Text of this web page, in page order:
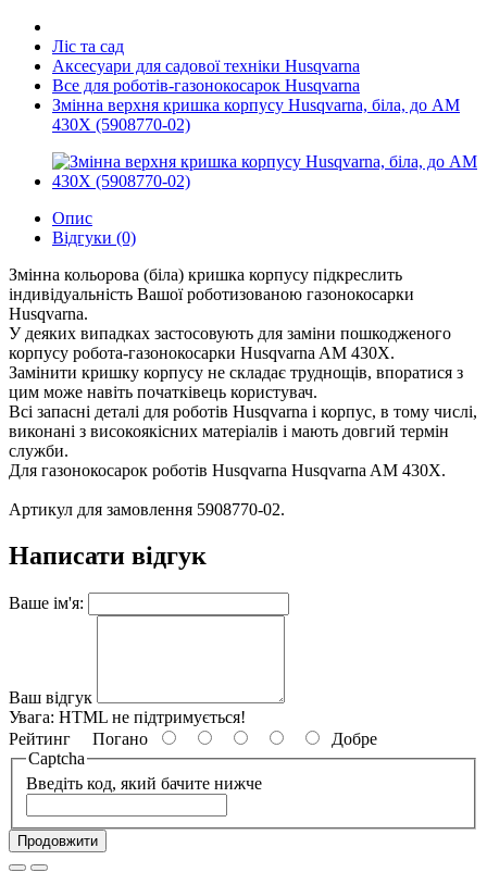
Ліс та сад
Аксесуари для садової техніки Husqvarna
Все для роботів-газонокосарок Husqvarna
Змінна верхня кришка корпусу Husqvarna, біла, до AM
430X (5908770-02)
Опис
Відгуки (0)
Змінна кольорова (біла) кришка корпусу підкреслить
індивідуальність Вашої роботизованою газонокосарки
Husqvarna.
У деяких випадках застосовують для заміни пошкодженого
корпусу робота-газонокосарки Husqvarna AM 430X.
Замінити кришку корпусу не складає труднощів, впоратися з
цим може навіть початківець користувач.
Всі запасні деталі для роботів Husqvarna і корпус, в тому числі,
виконані з високоякісних матеріалів і мають довгий термін
служби.
Для газонокосарок роботів Husqvarna Husqvarna AM 430X.
Артикул для замовлення 5908770-02.
Написати відгук
Ваше ім'я:
Ваш відгук
Увага: HTML не підтримується!
Рейтинг Погано
Добре
Captcha
Введіть код, який бачите нижче
Продовжити